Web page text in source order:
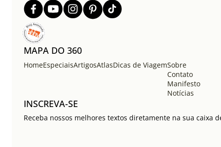
MAPA DO 360
HomeEspeciaisArtigosAtlasDicas de ViagemSobre
Contato
Manifesto
Notícias
INSCREVA-SE
Receba nossos melhores textos diretamente na sua caixa